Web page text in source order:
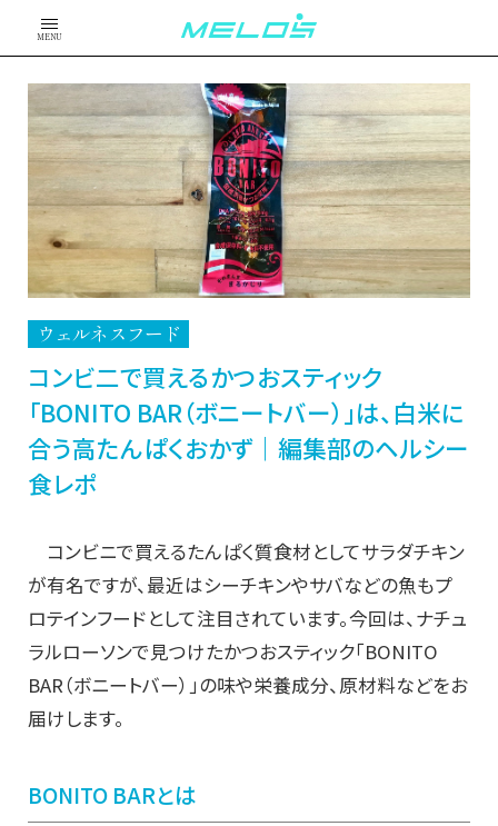
MENU
ウェルネスフード
コンビ二で買えるかつおスティック
「BONITO BAR（ボニートバー）」は、白米に
合う高たんぱくおかず｜編集部のヘルシー
食レポ
コンビニで買えるたんぱく質食材としてサラダチキン
が有名ですが、最近はシーチキンやサバなどの魚もプ
ロテインフードとして注目されています。今回は、ナチュ
ラルローソンで見つけたかつおスティック「BONITO
BAR（ボニートバー）」の味や栄養成分、原材料などをお
届けします。
BONITO BARとは